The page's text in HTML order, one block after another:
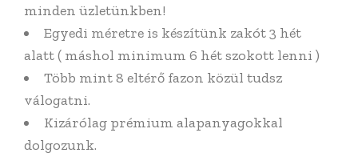
minden üzletünkben!
Egyedi méretre is készítünk zakót 3 hét
alatt ( máshol minimum 6 hét szokott lenni )
Több mint 8 eltérő fazon közül tudsz
válogatni.
Kizárólag prémium alapanyagokkal
dolgozunk.